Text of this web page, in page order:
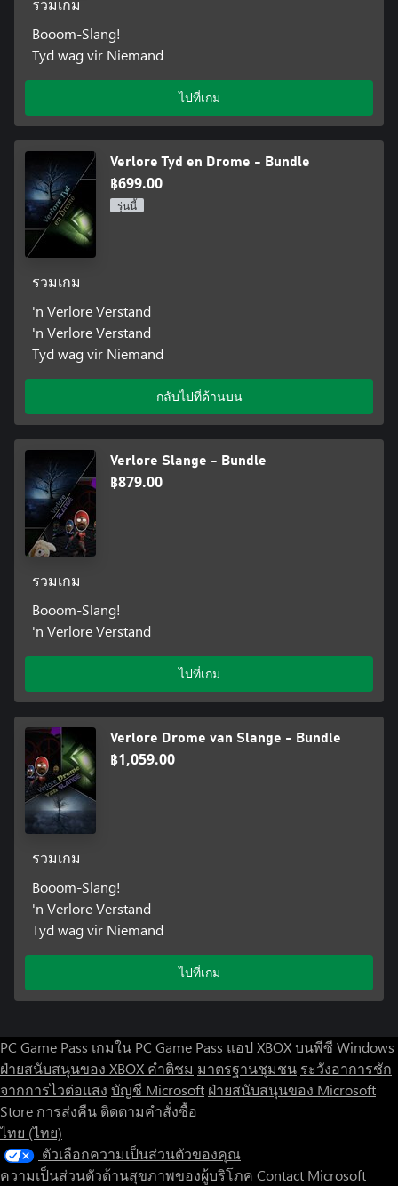
รวมเกม
Booom-Slang!
Tyd wag vir Niemand
ไปที่เกม
Verlore Tyd en Drome - Bundle
฿699.00
รุ่นนี้
รวมเกม
'n Verlore Verstand
'n Verlore Verstand
Tyd wag vir Niemand
กลับไปที่ด้านบน
Verlore Slange - Bundle
฿879.00
รวมเกม
Booom-Slang!
'n Verlore Verstand
ไปที่เกม
Verlore Drome van Slange - Bundle
฿1,059.00
รวมเกม
Booom-Slang!
'n Verlore Verstand
Tyd wag vir Niemand
ไปที่เกม
PC Game Pass เกมใน PC Game Pass แอป XBOX บนพีซี Windows
ฝ่ายสนับสนุนของ XBOX คำติชม มาตรฐานชุมชน ระวังอาการชัก
จากการไวต่อแสง บัญชี Microsoft ฝ่ายสนับสนุนของ Microsoft
Store การส่งคืน ติดตามคำสั่งซื้อ
ไทย (ไทย)
ตัวเลือกความเป็นส่วนตัวของคุณ
ความเป็นส่วนตัวด้านสุขภาพของผู้บริโภค Contact Microsoft